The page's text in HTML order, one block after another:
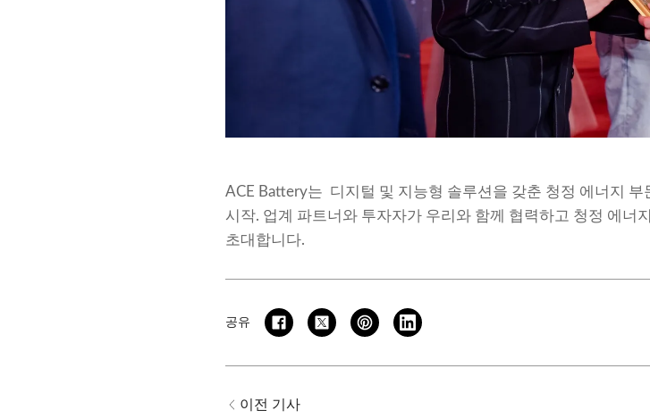
ACE Battery는 디지털 및 지능형 솔루션을 갖춘 청정 에너지 부
시작. 업계 파트너와 투자자가 우리와 함께 협력하고 청정 에너
초대합니다.
공유
이전 기사